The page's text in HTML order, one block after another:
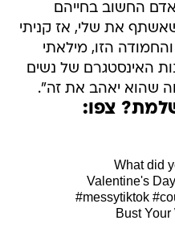
החשוב בחייהם
את שלי, אז קניתי
הזו, מילאתי
האינסטגרם של נשים
שהוא יאהב את זה".
צפו:
What did
Valentine's
#messytiktok